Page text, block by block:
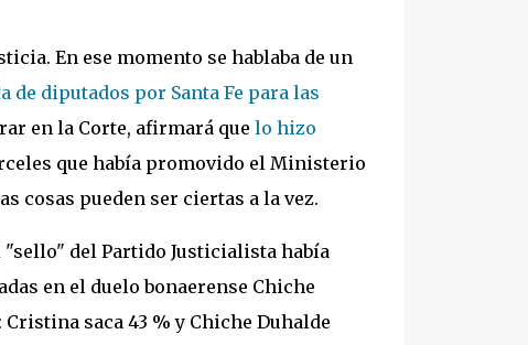
En ese momento se hablaba de un
diputados por Santa Fe para las
en la Corte, afirmará que lo hizo
que había promovido el Ministerio
cosas pueden ser ciertas a la vez.
"sello" del Partido Justicialista había
en el duelo bonaerense Chiche
saca 43 % y Chiche Duhalde